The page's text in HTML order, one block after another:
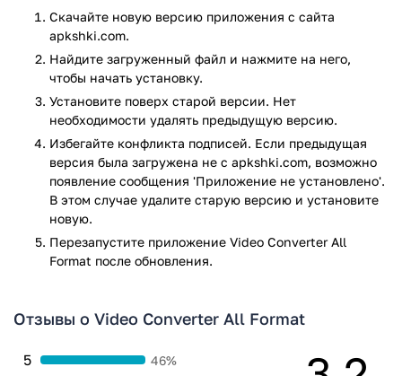
Video Converter All Format — это надежный и
функциональный инструмент для повседневной работы с
видеофайлами на Android-устройствах. Он подходит как
для пользователей, которым необходимо просто изменить
формат видео, так и для тех, кто ищет базовые
возможности редактирования. Несмотря на ограничения
бесплатной версии, приложение обеспечивает стабильную
работу и предлагает достаточный набор опций для
большинства задач, связанных с конвертацией видео.
Приложение Video Converter All Format прошло проверку
антивирусом VirusTotal. В результате проверки по всем
последним сигнатурам заражения файлов не выявлено.
Скачайте новую версию приложения с сайта
apkshki.com.
Найдите загруженный файл и нажмите на него,
чтобы начать установку.
Установите поверх старой версии. Нет
необходимости удалять предыдущую версию.
Избегайте конфликта подписей. Если предыдущая
версия была загружена не с apkshki.com, возможно
появление сообщения 'Приложение не установлено'.
В этом случае удалите старую версию и установите
новую.
Перезапустите приложениe Video Converter All
Format после обновления.
Отзывы о Video Converter All Format
5 46%